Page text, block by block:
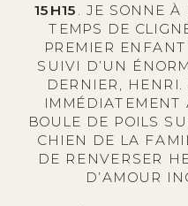
15H15 . JE SONNE À
TEMPS DE
PREMIER
SUIVI D’UN
DERNIER, HENRI.
IMMÉDIATEMENT
BOULE DE POILS
CHIEN DE LA
DE RENVERSER
D’AMOUR